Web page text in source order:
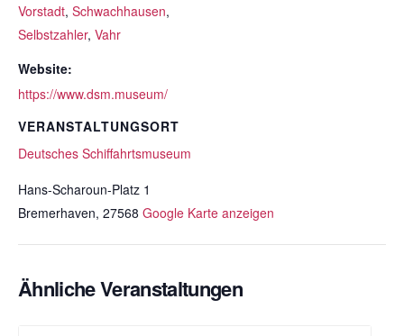
Vorstadt, Schwachhausen,
Selbstzahler, Vahr
Website:
https://www.dsm.museum/
VERANSTALTUNGSORT
Deutsches Schiffahrtsmuseum
Hans-Scharoun-Platz 1
Bremerhaven, 27568 Google Karte anzeigen
Ähnliche Veranstaltungen